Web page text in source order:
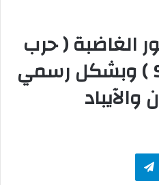
الغاضبة ( حرب
النجوم Star wars ) وبشكل رسمي
والآيباد